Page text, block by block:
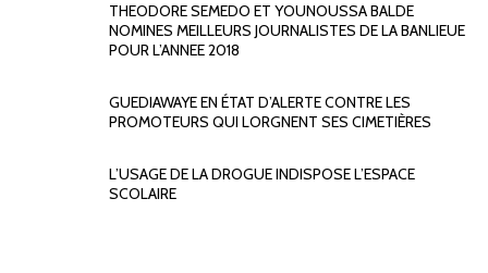
THEODORE SEMEDO ET YOUNOUSSA BALDE
NOMINES MEILLEURS JOURNALISTES DE LA BANLIEUE
POUR L’ANNEE 2018
GUEDIAWAYE EN ÉTAT D’ALERTE CONTRE LES
PROMOTEURS QUI LORGNENT SES CIMETIÈRES
L’USAGE DE LA DROGUE INDISPOSE L’ESPACE
SCOLAIRE